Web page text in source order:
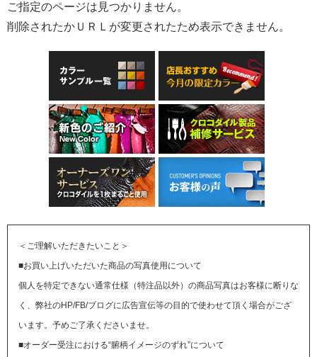
ご指定のページは見つかりません。
削除されたかＵＲＬが変更されたため表示できません。
＜ご理解いただきたいこと＞
■お買い上げいただいた商品の写真使用について
個人を特定できない通常仕様（特注品以外）の商品写真はお客様に断りな
く、弊社のHP/FB/ブログに広告宣伝等の目的で使わせて頂く場合がござ
います。予めご了承くださいませ。
■オーダー受注における“腑柄イメージのずれ”について